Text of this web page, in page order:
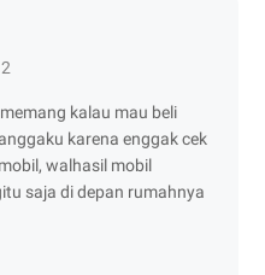
kalau mau beli
karena enggak cek
walhasil mobil
saja di depan rumahnya